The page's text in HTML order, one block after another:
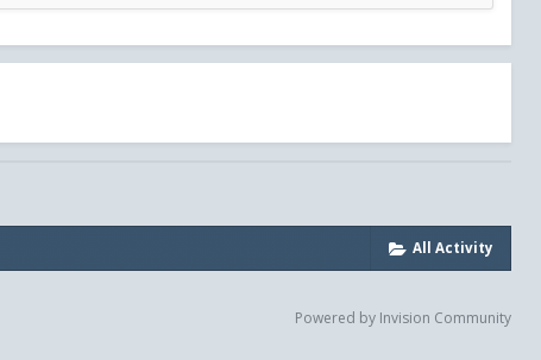
All Activity
Powered by Invision Community